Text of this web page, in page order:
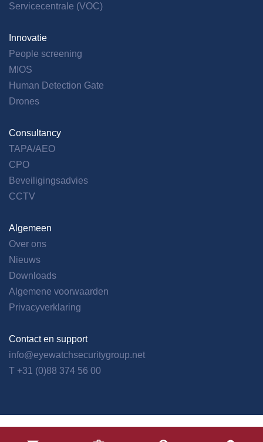
Servicecentrale (VOC)
Innovatie
People screening
MIOS
Human Detection Gate
Drones
Consultancy
TAPA/AEO
CPO
Beveiligingsadvies
CCTV
Algemeen
Over ons
Nieuws
Downloads
Algemene voorwaarden
Privacyverklaring
Contact en support
info@eyewatchsecuritygroup.net
T +31 (0)88 374 56 00